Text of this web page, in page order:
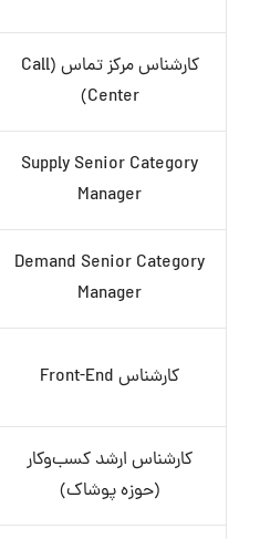
کارشناس مرکز تماس (Call
Center)
Supply Senior Category
Manager
Demand Senior Category
Manager
کارشناس Front-End
کارشناس ارشد کسب‌وکار
(حوزه پوشاک)